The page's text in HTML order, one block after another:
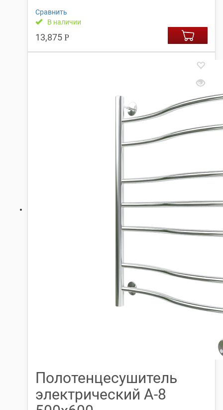
Сравнить
В наличии
13,875 Р
Полотенцесушитель
электрический А-8